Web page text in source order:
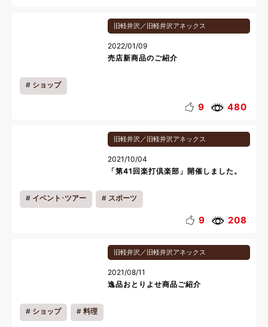
旧軽井沢／旧軽井沢アネックス
2022/01/09
売店新商品のご紹介
ショップ
9 480
旧軽井沢／旧軽井沢アネックス
2021/10/04
「第41回楽打倶楽部」開催しました。
イベント･ツアー スポーツ
9 208
旧軽井沢／旧軽井沢アネックス
2021/08/11
逸品おとりよせ商品ご紹介
ショップ 料理